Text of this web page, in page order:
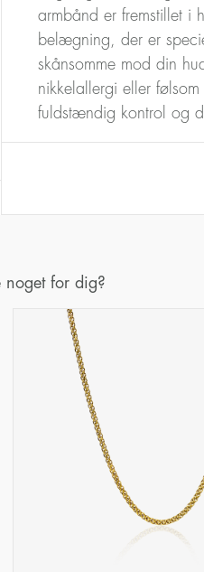
armbånd er fremstillet i
belægning, der er
skånsomme mod din
nikkelallergi eller
fuldstændig kontrol og
noget for dig?